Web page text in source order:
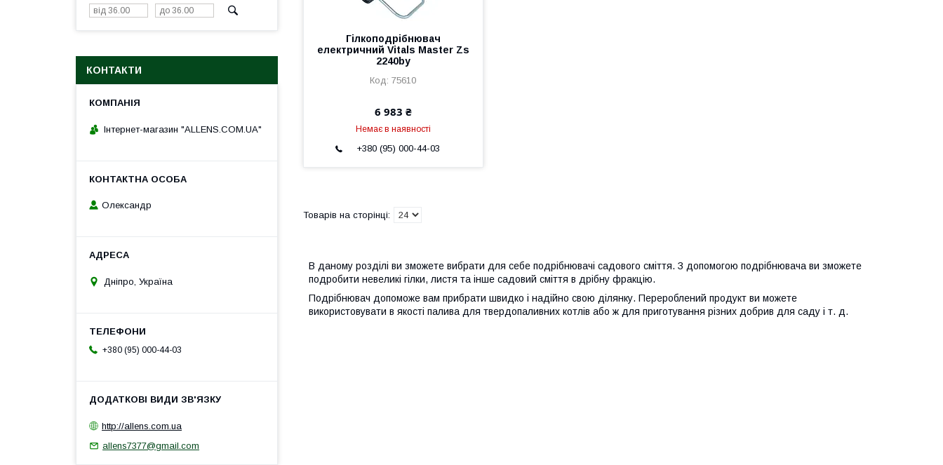
Гілкоподрібнювач
електричний Vitals Master Zs
2240by
75610
6 983 ₴
Немає в наявності
+380 (95) 000-44-03
В даному розділі ви зможете вибрати для себе подрібнювачі садового сміття. З допомогою подрібнювача ви зможете
подробити невеликі гілки, листя та інше садовий сміття в дрібну фракцію.
Подрібнювач допоможе вам прибрати швидко і надійно свою ділянку. Перероблений продукт ви можете
використовувати в якості палива для твердопаливних котлів або ж для приготування різних добрив для саду і т. д.
КОНТАКТИ
Інтернет-магазин "ALLENS.COM.UA"
Олександр
Дніпро, Україна
+380 (95) 000-44-03
http://allens.com.ua
allens7377@gmail.com